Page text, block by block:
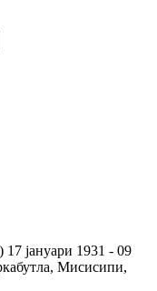
17 јануари 1931 - 09
Мисисипи,